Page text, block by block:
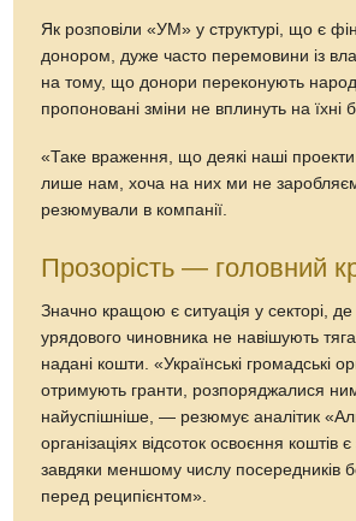
Як розповіли «УМ» у структурі, що є
донором, дуже часто перемовини із
на тому, що донори переконують
пропоновані зміни не вплинуть на їхні
«Таке враження, що деякі наші проекти
лише нам, хоча на них ми не
резюмували в компанії.
Прозорість — головний
Значно кращою є ситуація у секторі, де
урядового чиновника не навішують
надані кошти. «Українські громадські
отримують гранти, розпоряджалися
найуспішніше, — резюмує аналітик
організаціях відсоток освоєння коштів
завдяки меншому числу посередників
перед реципієнтом».